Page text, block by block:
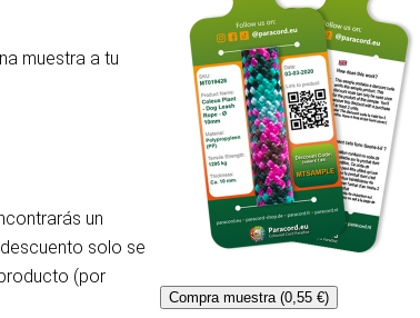
muestra a tu
un
solo se
(por
Compra muestra (0,55 €)